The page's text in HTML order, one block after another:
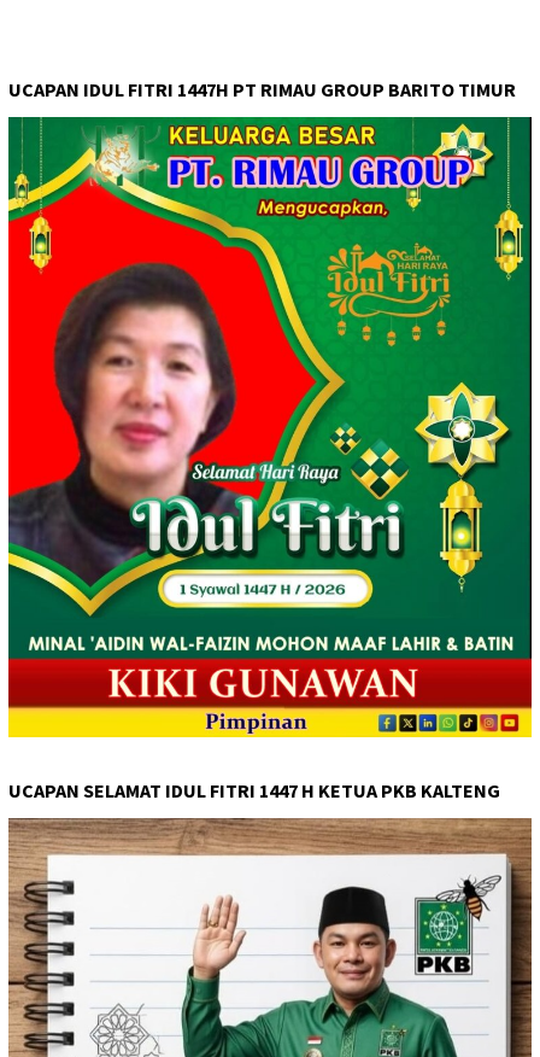
UCAPAN IDUL FITRI 1447H PT RIMAU GROUP BARITO TIMUR
UCAPAN SELAMAT IDUL FITRI 1447 H KETUA PKB KALTENG